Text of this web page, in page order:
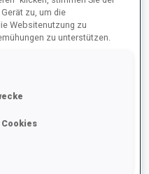
zu, um die
Websitenutzung zu
zu unterstützen.